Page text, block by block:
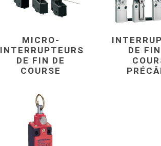
MICRO-
INTERRUPTEURS
DE FIN DE
COURSE
DE